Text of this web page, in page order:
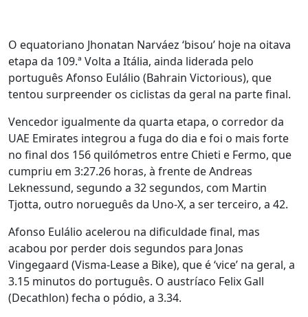
O equatoriano Jhonatan Narváez ‘bisou’ hoje na oitava
etapa da 109.ª Volta a Itália, ainda liderada pelo
português Afonso Eulálio (Bahrain Victorious), que
tentou surpreender os ciclistas da geral na parte final.
Vencedor igualmente da quarta etapa, o corredor da
UAE Emirates integrou a fuga do dia e foi o mais forte
no final dos 156 quilómetros entre Chieti e Fermo, que
cumpriu em 3:27.26 horas, à frente de Andreas
Leknessund, segundo a 32 segundos, com Martin
Tjotta, outro norueguês da Uno-X, a ser terceiro, a 42.
Afonso Eulálio acelerou na dificuldade final, mas
acabou por perder dois segundos para Jonas
Vingegaard (Visma-Lease a Bike), que é ‘vice’ na geral, a
3.15 minutos do português. O austríaco Felix Gall
(Decathlon) fecha o pódio, a 3.34.